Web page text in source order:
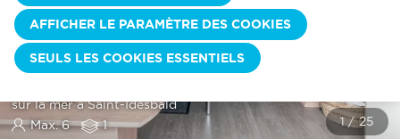
Blankenberge:
GARI 0102
sur la mer à Saint-Idesbald
Max. 6
1
AFFICHER LE PARAMÈTRE DES COOKIES
SEULS LES COOKIES ESSENTIELS